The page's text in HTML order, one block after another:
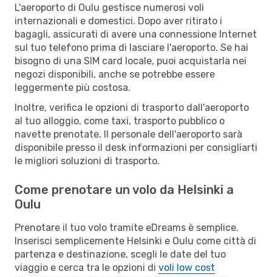
L'aeroporto di Oulu gestisce numerosi voli
internazionali e domestici. Dopo aver ritirato i
bagagli, assicurati di avere una connessione Internet
sul tuo telefono prima di lasciare l'aeroporto. Se hai
bisogno di una SIM card locale, puoi acquistarla nei
negozi disponibili, anche se potrebbe essere
leggermente più costosa.
Inoltre, verifica le opzioni di trasporto dall'aeroporto
al tuo alloggio, come taxi, trasporto pubblico o
navette prenotate. Il personale dell'aeroporto sarà
disponibile presso il desk informazioni per consigliarti
le migliori soluzioni di trasporto.
Come prenotare un volo da Helsinki a
Oulu
Prenotare il tuo volo tramite eDreams è semplice.
Inserisci semplicemente Helsinki e Oulu come città di
partenza e destinazione, scegli le date del tuo
viaggio e cerca tra le opzioni di voli low cost